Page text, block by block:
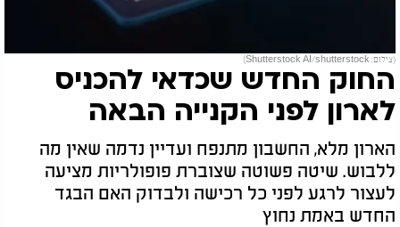
(צילום: Shutterstock AI/shutterstock)
החוק החדש שכדאי להכניס
לארון לפני הקנייה הבאה
הארון מלא, החשבון מתנפח ועדיין נדמה שאין מה
ללבוש. שיטה פשוטה שצוברת פופולריות מציעה
לעצור לרגע לפני כל רכישה ולבדוק האם הבגד
החדש באמת נחוץ